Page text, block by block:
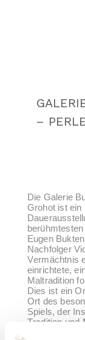
–
Die Galerie
Grohot ist ein
Eugen
Nachfolger
Vermächtnis
einrichtete,
Maltradition
Dies ist ein
Ort des
Spiels, der
Tradition und